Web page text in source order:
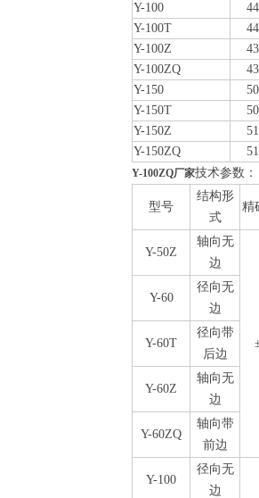
Y-100
44
Y-100T
44
Y-100Z
43
Y-100ZQ
43
Y-150
50
Y-150T
50
Y-150Z
51
Y-150ZQ
51
Y-100ZQ厂家技术参数：
型号
结构形
式
精
Y-50Z
轴向无
边
Y-60
径向无
边
Y-60T
径向带
后边
Y-60Z
轴向无
边
Y-60ZQ
轴向带
前边
Y-100
径向无
边